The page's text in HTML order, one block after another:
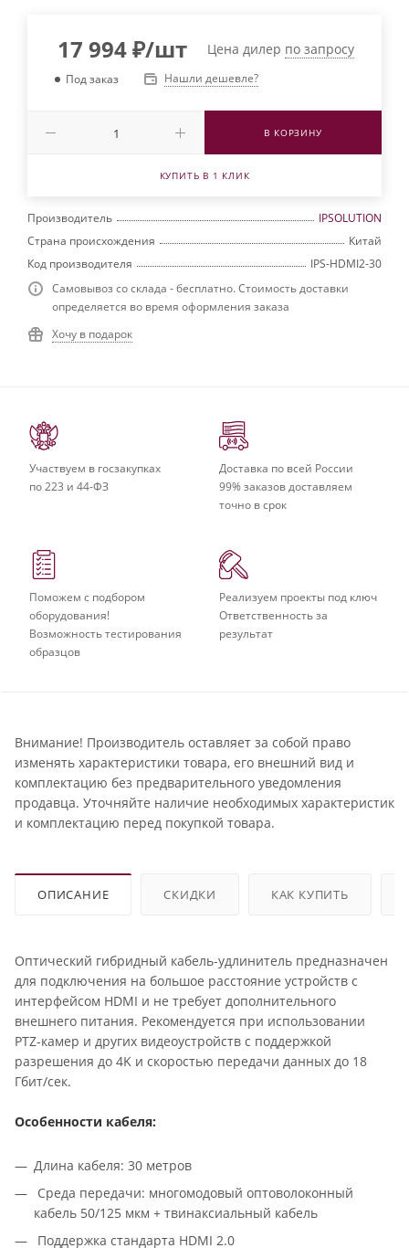
17 994₽/шт Цена дилер по запросу
Под заказ Нашли дешевле?
В КОРЗИНУ
КУПИТЬ В 1 КЛИК
Производитель
IPSOLUTION
Страна происхождения
Китай
Код производителя
IPS-HDMI2-30
Самовывоз со склада - бесплатно. Стоимость доставки
определяется во время оформления заказа
Хочу в подарок
Участвуем в госзакупках
по 223 и 44-ФЗ
Доставка по всей России
99% заказов доставляем
точно в срок
Поможем с подбором
оборудования!
Возможность тестирования
образцов
Реализуем проекты под ключ
Ответственность за
результат
Внимание! Производитель оставляет за собой право
изменять характеристики товара, его внешний вид и
комплектацию без предварительного уведомления
продавца. Уточняйте наличие необходимых характеристик
и комплектацию перед покупкой товара.
ОПИСАНИЕ СКИДКИ КАК КУПИТЬ
Оптический гибридный кабель-удлинитель предназначен
для подключения на большое расстояние устройств с
интерфейсом HDMI и не требует дополнительного
внешнего питания. Рекомендуется при использовании
PTZ-камер и других видеоустройств с поддержкой
разрешения до 4K и скоростью передачи данных до 18
Гбит/сек.
Особенности кабеля:
Длина кабеля: 30 метров
Среда передачи: многомодовый оптоволоконный
кабель 50/125 мкм + твинаксиальный кабель
Поддержка стандарта HDMI 2.0